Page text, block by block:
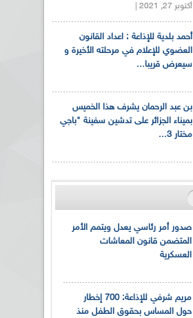
أكتوبر 27, 2021 |
أحمد بلدية للإذاعة : اعداد القانون
العضوي للإعلام في مرحلته الأخيرة و
سيعرض قريبا...
بن عبد الرحمان يشرف هذا الخميس
بميناء الجزائر على تدشين سفينة "باجي
مختار 3...
صدور أمر رئاسي يعدل ويتمم الأمر
المتضمن قانون المعاشات
العسكرية
مريم شرفي للإذاعة: 700 إخطار
حول المساس بحقوق الطفل منذ